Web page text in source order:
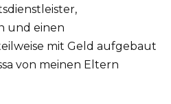
und einen
mit Geld aufgebaut
von meinen Eltern